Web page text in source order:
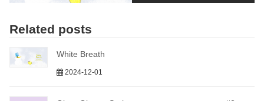
Related posts
White Breath
2024-12-01